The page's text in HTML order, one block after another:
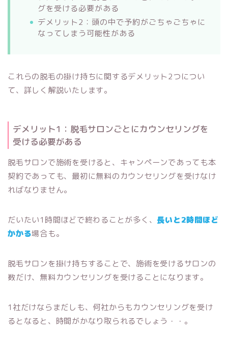
グを受ける必要がある
デメリット2：頭の中で予約がごちゃごちゃに
なってしまう可能性がある
これらの脱毛の掛け持ちに関するデメリット2つについ
て、詳しく解説いたします。
デメリット1：脱毛サロンごとにカウンセリングを
受ける必要がある
脱毛サロンで施術を受けると、キャンペーンであっても本
契約であっても、最初に無料のカウンセリングを受けなけ
ればなりません。
だいたい1時間ほどで終わることが多く、長いと2時間ほど
かかる場合も。
脱毛サロンを掛け持ちすることで、施術を受けるサロンの
数だけ、無料カウンセリングを受けることになります。
1社だけならまだしも、何社からもカウンセリングを受け
るとなると、時間がかなり取られるでしょう・・。